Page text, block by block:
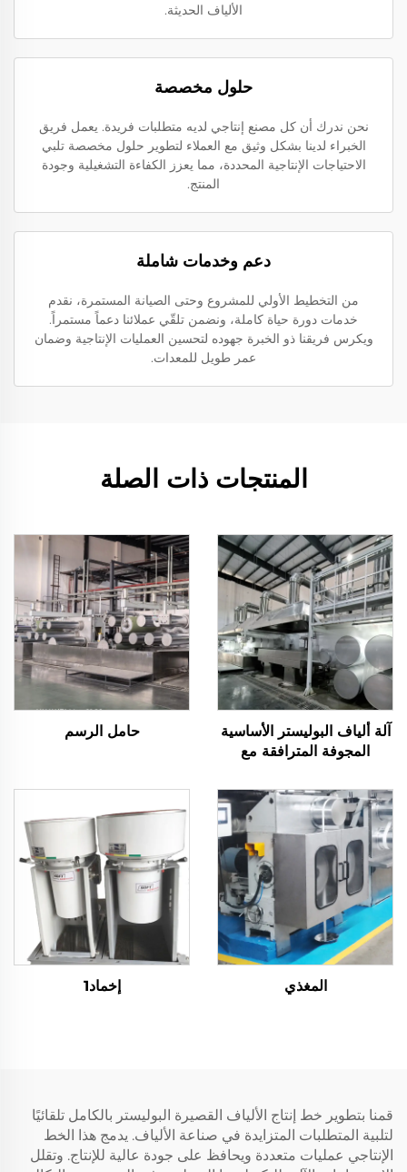
الألياف الحديثة.
حلول مخصصة
نحن ندرك أن كل مصنع إنتاجي لديه متطلبات فريدة. يعمل فريق
الخبراء لدينا بشكل وثيق مع العملاء لتطوير حلول مخصصة تلبي
الاحتياجات الإنتاجية المحددة، مما يعزز الكفاءة التشغيلية وجودة
المنتج.
دعم وخدمات شاملة
من التخطيط الأولي للمشروع وحتى الصيانة المستمرة، نقدم
خدمات دورة حياة كاملة، ونضمن تلقّي عملائنا دعماً مستمراً.
ويكرس فريقنا ذو الخبرة جهوده لتحسين العمليات الإنتاجية وضمان
عمر طويل للمعدات.
المنتجات ذات الصلة
آلة ألياف البوليستر الأساسية
المجوفة المترافقة مع
حامل الرسم
المغذي إخماد1
قمنا بتطوير خط إنتاج الألياف القصيرة البوليستر بالكامل تلقائيًا
لتلبية المتطلبات المتزايدة في صناعة الألياف. يدمج هذا الخط
الإنتاجي عمليات متعددة ويحافظ على جودة عالية للإنتاج. وتقلل